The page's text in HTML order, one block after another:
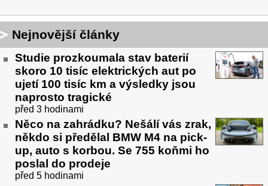
Nejnovější články
Studie prozkoumala stav baterií
skoro 10 tisíc elektrických aut po
ujetí 100 tisíc km a výsledky jsou
naprosto tragické
před 3 hodinami
Něco na zahrádku? Nešálí vás zrak,
někdo si předělal BMW M4 na pick-
up, auto s korbou. Se 755 koňmi ho
poslal do prodeje
před 5 hodinami